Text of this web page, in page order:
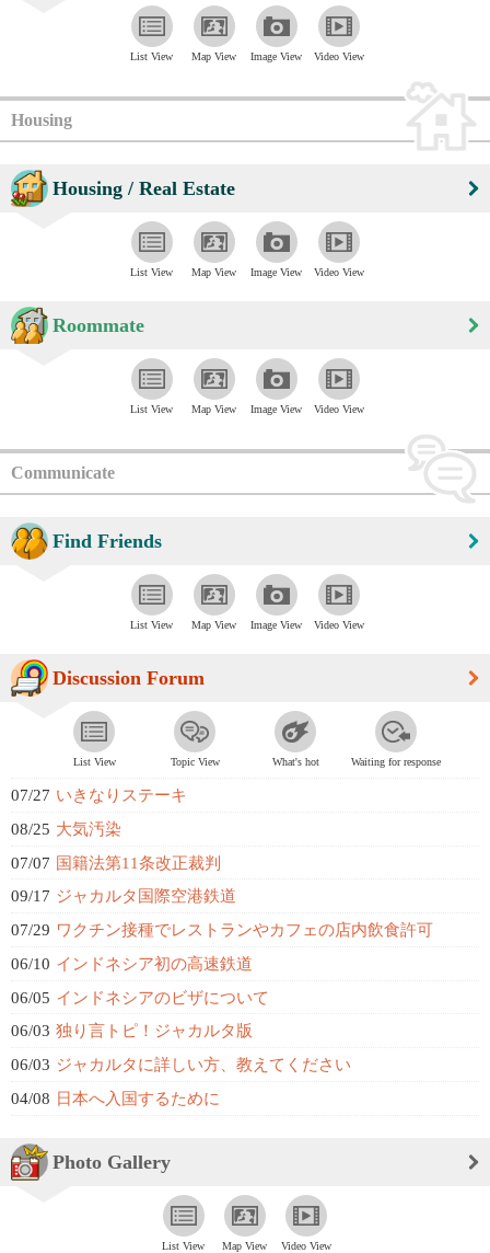
List View Map View Image View Video View
Housing
Housing / Real Estate
List View Map View Image View Video View
Roommate
List View Map View Image View Video View
Communicate
Find Friends
List View Map View Image View Video View
Discussion Forum
List View Topic View What's hot Waiting for response
07/27 いきなりステーキ
08/25 大気汚染
07/07 国籍法第11条改正裁判
09/17 ジャカルタ国際空港鉄道
07/29 ワクチン接種でレストランやカフェの店内飲食許可
06/10 インドネシア初の高速鉄道
06/05 インドネシアのビザについて
06/03 独り言トピ！ジャカルタ版
06/03 ジャカルタに詳しい方、教えてください
04/08 日本へ入国するために
Photo Gallery
List View Map View Video View